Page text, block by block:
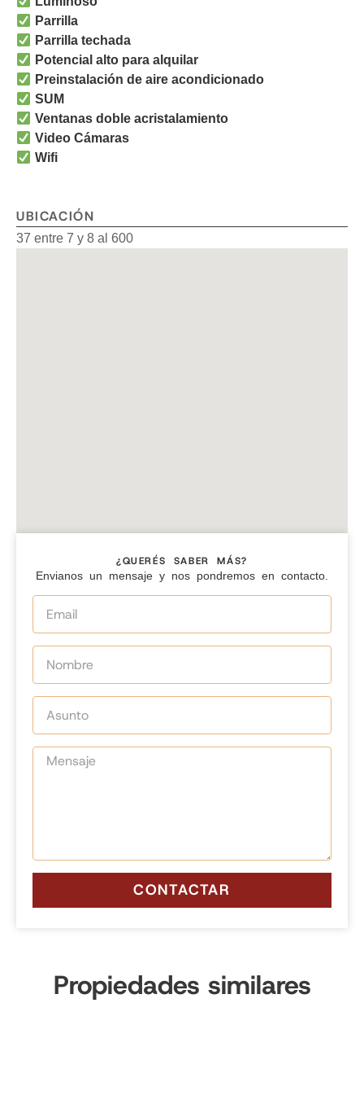
Parrilla
Parrilla techada
Potencial alto para alquilar
Preinstalación de aire acondicionado
SUM
Ventanas doble acristalamiento
Video Cámaras
Wifi
UBICACIÓN
37 entre 7 y 8 al 600
¿QUERÉS SABER MÁS?
Envianos un mensaje y nos pondremos en contacto.
CONTACTAR
Propiedades similares